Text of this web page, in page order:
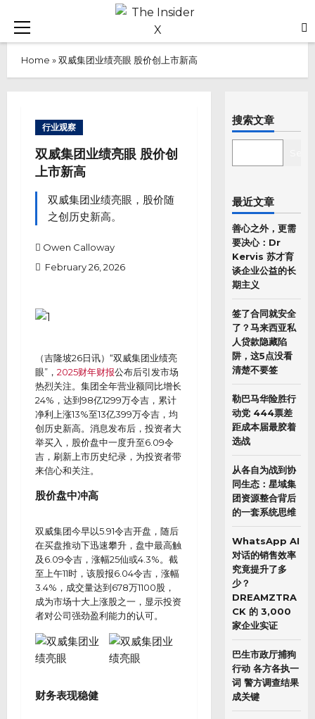
content
Primary
Home »双威集团业绩亮眼 股价创上市新高
行业观察
双威集团业绩亮眼 股价创
上市新高
双威集团业绩亮眼，股价随
之创历史新高。
Owen Calloway
February 26, 2026
（吉隆坡26日讯）“双威集团业绩亮
眼”， 2025财年财报公布后引发市场
热烈关注。集团全年营业额同比增长
24%，达到98亿1299万令吉，累计
净利上涨13%至13亿399万令吉，均
创历史新高。消息发布后，投资者大
举买入，股价盘中一度升至6.09令
吉，刷新上市历史纪录，为投资者带
来信心和关注。
股价盘中冲高
双威集团今早以5.91令吉开盘，随后
在买盘推动下迅速攀升，盘中最高触
及6.09令吉，涨幅25仙或4.3%。截
至上午11时，该股报6.04令吉，涨幅
3.4%，成交量达到678万1100股，
成为市场十大上涨股之一，显示投资
者对公司强劲盈利能力的认可。
财务表现稳健
搜索文章
最近文章
善心之外，更需
要决心：Dr
Kervis 苏才育
谈企业公益的长
期主义
签了合同就安全
了？马来西亚私
人贷款隐藏陷
阱，这5点没看
清楚不要签
勒巴马华险胜行
动党 444票差
距成本届最胶着
选战
从各自为战到协
同生态：星域集
团资源整合背后
的一套系统思维
WhatsApp AI
对话的销售效率
究竟提升了多
少？
DREAMZTRA
CK 的 3,000
家企业实证
巴生市政厅捕狗
行动 各方各执一
词 警方调查结果
成关键